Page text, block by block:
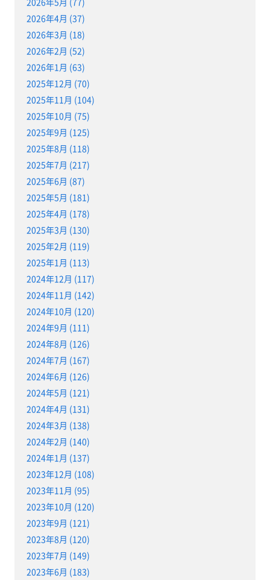
2026年4月 (37)
2026年3月 (18)
2026年2月 (52)
2026年1月 (63)
2025年12月 (70)
2025年11月 (104)
2025年10月 (75)
2025年9月 (125)
2025年8月 (118)
2025年7月 (217)
2025年6月 (87)
2025年5月 (181)
2025年4月 (178)
2025年3月 (130)
2025年2月 (119)
2025年1月 (113)
2024年12月 (117)
2024年11月 (142)
2024年10月 (120)
2024年9月 (111)
2024年8月 (126)
2024年7月 (167)
2024年6月 (126)
2024年5月 (121)
2024年4月 (131)
2024年3月 (138)
2024年2月 (140)
2024年1月 (137)
2023年12月 (108)
2023年11月 (95)
2023年10月 (120)
2023年9月 (121)
2023年8月 (120)
2023年7月 (149)
2023年6月 (183)